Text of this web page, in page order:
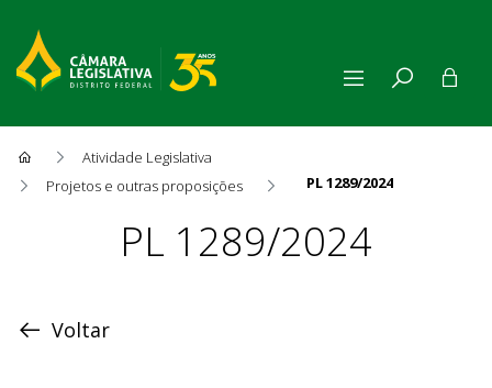
Atividade Legislativa
Projetos e outras proposições
PL 1289/2024
ProposiçãoPL 1289/2024
Voltar